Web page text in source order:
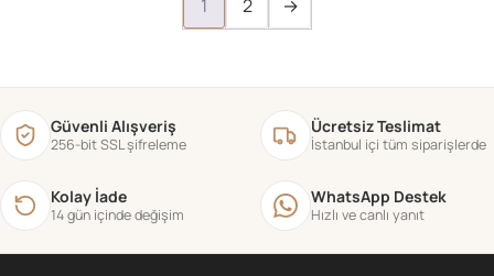
1 2 →
Güvenli Alışveriş
256-bit SSL şifreleme
Ücretsiz Teslimat
İstanbul içi tüm siparişlerde
Kolay İade
14 gün içinde değişim
WhatsApp Destek
Hızlı ve canlı yanıt